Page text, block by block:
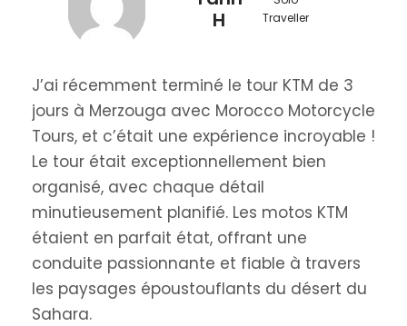
H
Traveller
J’ai récemment terminé le tour KTM de 3
jours à Merzouga avec Morocco Motorcycle
Tours, et c’était une expérience incroyable !
Le tour était exceptionnellement bien
organisé, avec chaque détail
minutieusement planifié. Les motos KTM
étaient en parfait état, offrant une
conduite passionnante et fiable à travers
les paysages époustouflants du désert du
Sahara.